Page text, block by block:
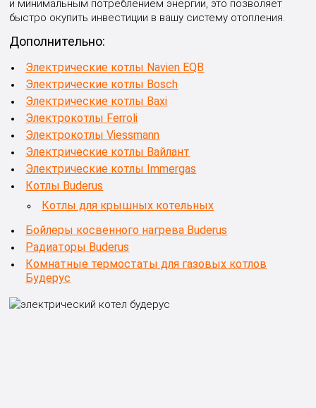
и минимальным потреблением энергии, это позволяет
быстро окупить инвестиции в вашу систему отопления.
Дополнительно:
Электрические котлы Navien EQB
Электрические котлы Bosch
Электрические котлы Baxi
Электрокотлы Ferroli
Электрокотлы Viessmann
Электрические котлы Вайлант
Электрические котлы Immergas
Котлы Buderus
Котлы для крышных котельных
Бойлеры косвенного нагрева Buderus
Радиаторы Buderus
Комнатные термостаты для газовых котлов
Будерус